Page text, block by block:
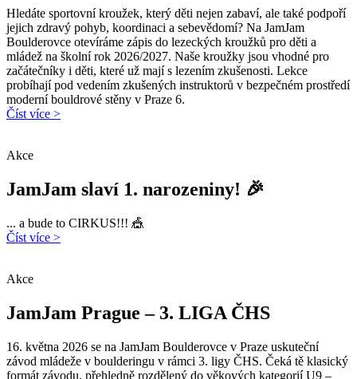
Hledáte sportovní kroužek, který děti nejen zabaví, ale také podpoří
jejich zdravý pohyb, koordinaci a sebevědomí? Na JamJam
Boulderovce otevíráme zápis do lezeckých kroužků pro děti a
mládež na školní rok 2026/2027. Naše kroužky jsou vhodné pro
začátečníky i děti, které už mají s lezením zkušenosti. Lekce
probíhají pod vedením zkušených instruktorů v bezpečném prostředí
moderní bouldrové stěny v Praze 6.
Číst více >
Akce
JamJam slaví 1. narozeniny! 🎉
... a bude to CIRKUS!!! 🎪
Číst více >
Akce
JamJam Prague – 3. LIGA ČHS
16. května 2026 se na JamJam Boulderovce v Praze uskuteční
závod mládeže v boulderingu v rámci 3. ligy ČHS. Čeká tě klasický
formát závodu, přehledně rozdělený do věkových kategorií U9 –